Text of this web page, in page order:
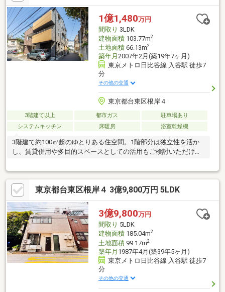
1億1,480万円
間取り 3LDK
建物面積103.77m2
土地面積66.13m2
築年月 2007年2月(築19年7ヶ月)
東京メトロ日比谷線 入谷駅 徒歩7
分
その他の交通
東京都台東区根岸４
3階建て以上 都市ガス
駐車場あり
システムキッチン
床暖房 浴室乾燥機
3階建て約100㎡超のゆとりある住空間。1階部分は独立性を活か
し、賃貸併用や多目的スペースとしての活用もご検討いただけま
東京都台東区根岸４ 3億9,800万円 5LDK
3億9,800万円
間取り 5LDK
建物面積185.04m2
土地面積99.17m2
築年月 1987年4月(築39年5ヶ月)
東京メトロ日比谷線 入谷駅 徒歩7
分
その他の交通